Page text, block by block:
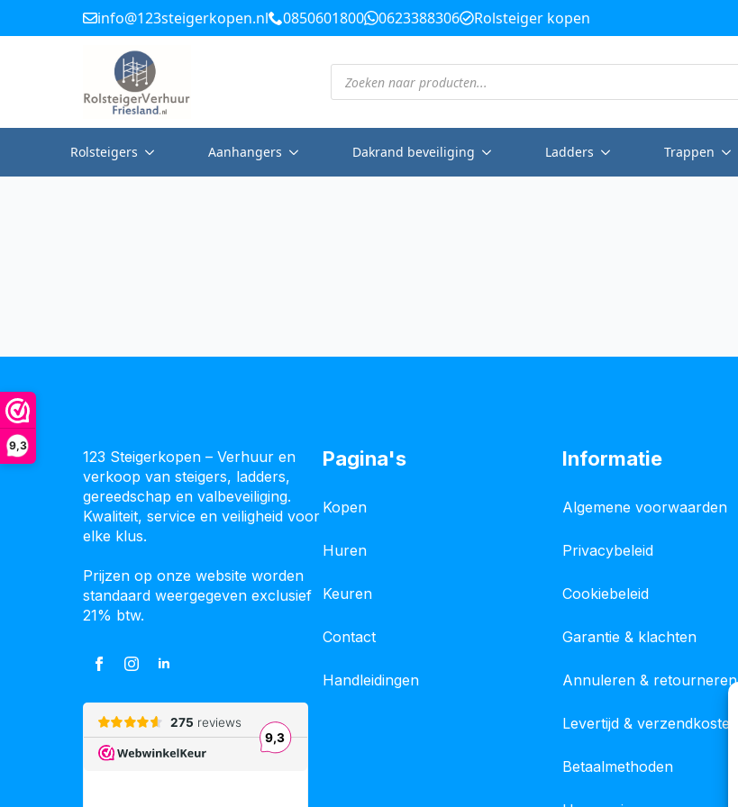
9,3
info@123steigerkopen.nl 0850601800 0623388306 Rolsteiger kopen
Producten
zoeken
Rolsteigers Aanhangers Dakrand beveiliging Ladders Trappen
123 Steigerkopen – Verhuur en
verkoop van steigers, ladders,
gereedschap en valbeveiliging.
Kwaliteit, service en veiligheid voor
elke klus.
Prijzen op onze website worden
standaard weergegeven exclusief
21% btw.
Pagina's
Kopen
Huren
Keuren
Contact
Handleidingen
Informatie
Algemene voorwaarden
Privacybeleid
Cookiebeleid
Garantie & klachten
Annuleren & retourneren
Levertijd & verzendkosten
Betaalmethoden